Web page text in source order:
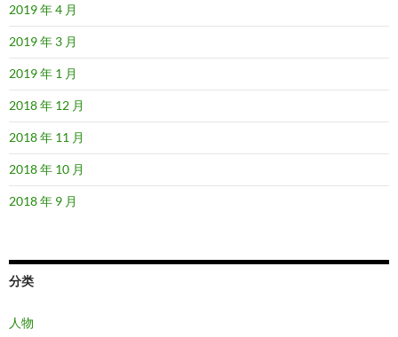
2019 年 4 月
2019 年 3 月
2019 年 1 月
2018 年 12 月
2018 年 11 月
2018 年 10 月
2018 年 9 月
分类
人物